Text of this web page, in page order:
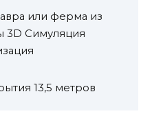
или ферма из
3D Симуляция
13,5 метров